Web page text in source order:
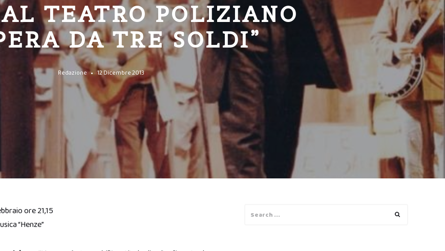
TEATRO POLIZIANO
DA TRE SOLDI”
Redazione 12 Dicembre 2013
ore 21,15
“Henze”
for: